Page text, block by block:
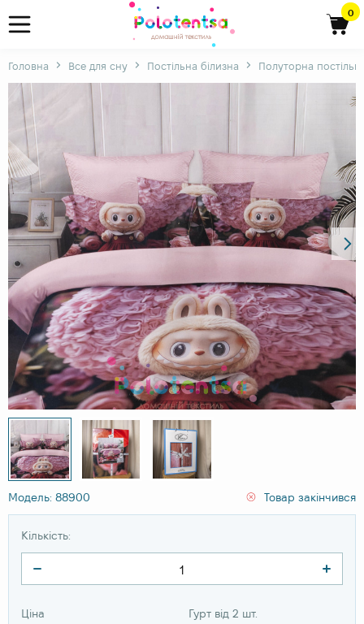
0
Головна Все для сну Постільна білизна Полуторна
Модель: 88900 Товар закінчився
Кількість:
Ціна Гурт від 2 шт.